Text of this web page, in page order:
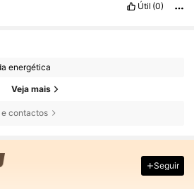
Útil (0)
energética
Veja mais
e contactos
Seguir